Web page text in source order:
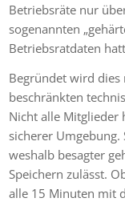
Betriebsräte nur
sogenannten
Betriebsratdaten
Begründet wird dies
beschränkten
Nicht alle Mitglieder
sicherer
weshalb besagter
Speichern zulässt.
alle 15 Minuten mit